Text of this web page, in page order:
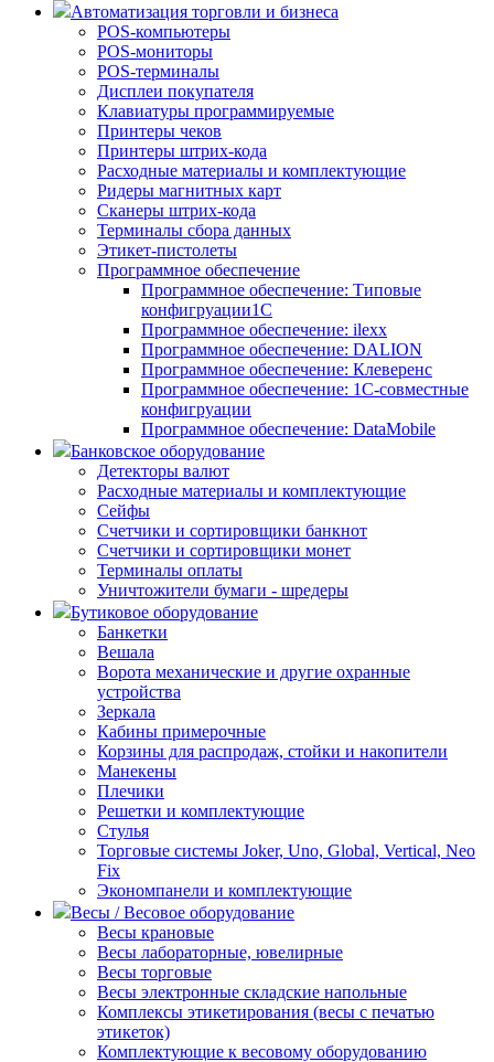
Автоматизация торговли и бизнеса
POS-компьютеры
POS-мониторы
POS-терминалы
Дисплеи покупателя
Клавиатуры программируемые
Принтеры чеков
Принтеры штрих-кода
Расходные материалы и комплектующие
Ридеры магнитных карт
Сканеры штрих-кода
Терминалы сбора данных
Этикет-пистолеты
Программное обеспечение
Программное обеспечение: Типовые
конфигруации1С
Программное обеспечение: ilexx
Программное обеспечение: DALION
Программное обеспечение: Клеверенс
Программное обеспечение: 1С-совместные
конфигруации
Программное обеспечение: DataMobile
Банковское оборудование
Детекторы валют
Расходные материалы и комплектующие
Сейфы
Счетчики и сортировщики банкнот
Счетчики и сортировщики монет
Терминалы оплаты
Уничтожители бумаги - шредеры
Бутиковое оборудование
Банкетки
Вешала
Ворота механические и другие охранные
устройства
Зеркала
Кабины примерочные
Корзины для распродаж, стойки и накопители
Манекены
Плечики
Решетки и комплектующие
Стулья
Торговые системы Joker, Uno, Global, Vertical, Neo
Fix
Экономпанели и комплектующие
Весы / Весовое оборудование
Весы крановые
Весы лабораторные, ювелирные
Весы торговые
Весы электронные складские напольные
Комплексы этикетирования (весы с печатью
этикеток)
Комплектующие к весовому оборудованию